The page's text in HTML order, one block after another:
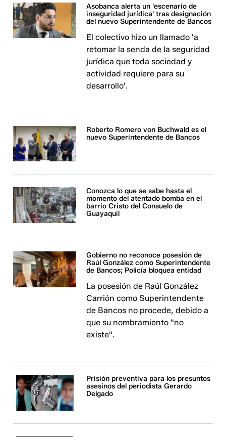
Asobanca alerta un 'escenario de
inseguridad jurídica' tras designación
del nuevo Superintendente de Bancos
El colectivo hizo un llamado 'a
retomar la senda de la seguridad
jurídica que toda sociedad y
actividad requiere para su
desarrollo'.
Roberto Romero von Buchwald es el
nuevo Superintendente de Bancos
Conozca lo que se sabe hasta el
momento del atentado bomba en el
barrio Cristo del Consuelo de
Guayaquil
Gobierno no reconoce posesión de
Raúl González como Superintendente
de Bancos; Policía bloquea entidad
La posesión de Raúl González
Carrión como Superintendente
de Bancos no procede, debido a
que su nombramiento "no
existe".
Prisión preventiva para los presuntos
asesinos del periodista Gerardo
Delgado